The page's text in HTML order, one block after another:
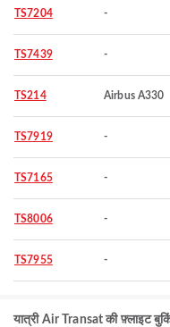
TS7204 -
TS7439 -
TS214 Airbus A330
TS7919 -
TS7165 -
TS8006 -
TS7955 -
यात्री Air Transat की फ़्लाइट